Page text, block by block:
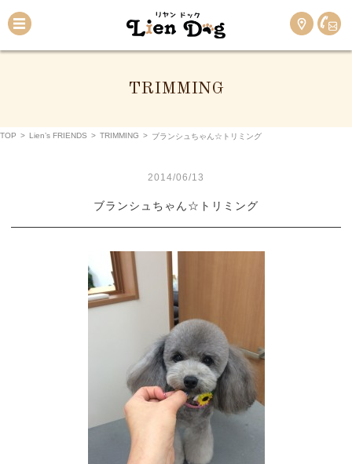
TRIMMING
TOP > Lien’s FRIENDS > TRIMMING > ブランシュちゃん☆トリミング
2014/06/13
ブランシュちゃん☆トリミング